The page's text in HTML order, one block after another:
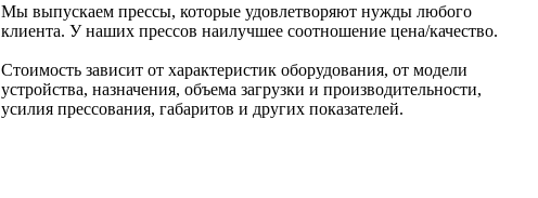
Мы выпускаем прессы, которые удовлетворяют нужды любого
клиента. У наших прессов наилучшее соотношение цена/качество.
Стоимость зависит от характеристик оборудования, от модели
устройства, назначения, объема загрузки и производительности,
усилия прессования, габаритов и других показателей.